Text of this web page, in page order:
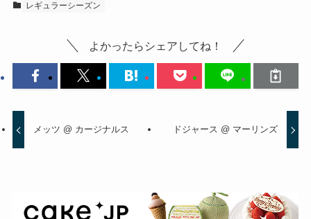
レギュラーシーズン
よかったらシェアしてね！
メッツ @ カージナルス ドジャース @ マーリンズ